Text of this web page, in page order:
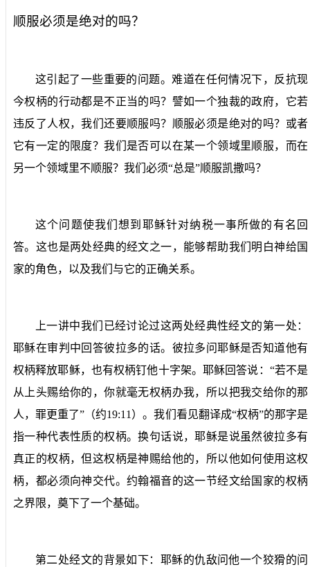
顺服必须是绝对的吗？
这引起了一些重要的问题。难道在任何情况下，反抗现
今权柄的行动都是不正当的吗？譬如一个独裁的政府，它若
违反了人权，我们还要顺服吗？顺服必须是绝对的吗？或者
它有一定的限度？我们是否可以在某一个领域里顺服，而在
另一个领域里不顺服？我们必须“总是”顺服凯撒吗？
这个问题使我们想到耶稣针对纳税一事所做的有名回
答。这也是两处经典的经文之一，能够帮助我们明白神给国
家的角色，以及我们与它的正确关系。
上一讲中我们已经讨论过这两处经典性经文的第一处：
耶稣在审判中回答彼拉多的话。彼拉多问耶稣是否知道他有
权柄释放耶稣，也有权柄钉他十字架。耶稣回答说：“若不是
从上头赐给你的，你就毫无权柄办我，所以把我交给你的那
人，罪更重了”（约19:11 ）。我们看见翻译成“权柄”的那字是
指一种代表性质的权柄。换句话说，耶稣是说虽然彼拉多有
真正的权柄，但这权柄是神赐给他的，所以他如何使用这权
柄，都必须向神交代。约翰福音的这一节经文给国家的权柄
之界限，奠下了一个基础。
第二处经文的背景如下：耶稣的仇敌问他一个狡猾的问